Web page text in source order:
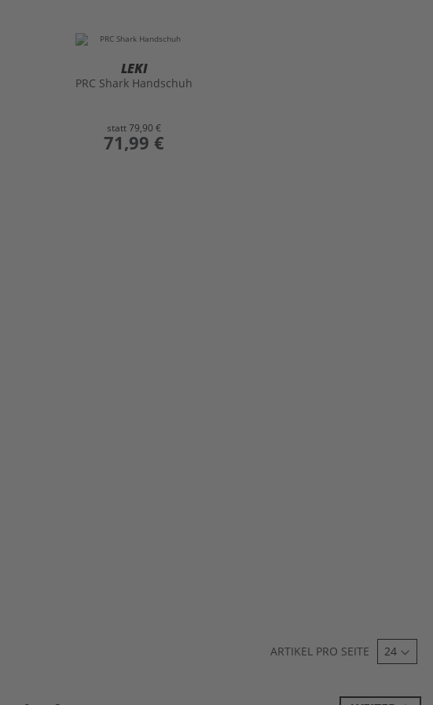
LEKI
PRC Shark Handschuh
statt79,90 €
preis
71,99 €
ARTIKEL PRO SEITE